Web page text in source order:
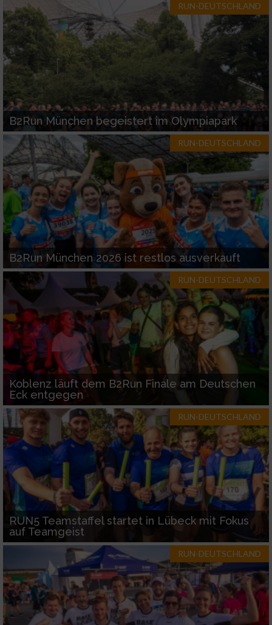
RUN-DEUTSCHLAND
B2Run München begeistert im Olympiapark
RUN-DEUTSCHLAND
B2Run München 2026 ist restlos ausverkauft
RUN-DEUTSCHLAND
Koblenz läuft dem B2Run Finale am Deutschen
Eck entgegen
RUN-DEUTSCHLAND
RUN5 Teamstaffel startet in Lübeck mit Fokus
auf Teamgeist
RUN-DEUTSCHLAND